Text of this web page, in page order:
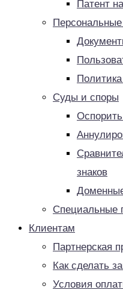
Патент
Суды и споры
знаков
Специальные
Клиентам
Партнерская
Как сделать
Условия